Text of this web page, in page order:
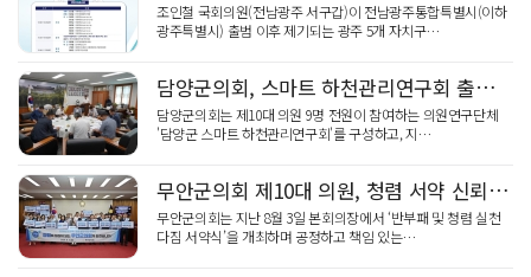
조인철 국회의원(전남광주 서구갑)이 전남광주통합특별시(이하
광주특별시) 출범 이후 제기되는 광주 5개 자치구…
담양군의회, 스마트 하천관리연구회 출범∙용역 착수
담양군의회는 제10대 의원 9명 전원이 참여하는 의원연구단체
'담양군 스마트 하천관리연구회'를 구성하고, 지…
무안군의회 제10대 의원, 청렴 서약 신뢰 의정 다짐
무안군의회는 지난 8월 3일 본회의장에서 ‘반부패 및 청렴 실천
다짐 서약식’을 개최하며 공정하고 책임 있는…